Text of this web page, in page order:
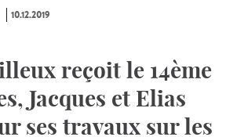
10.12.2019
reçoit le 14ème
Jacques et Elias
ses travaux sur les